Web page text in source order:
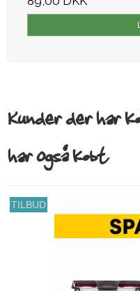
Kunder der har
har også købt
TILBUD